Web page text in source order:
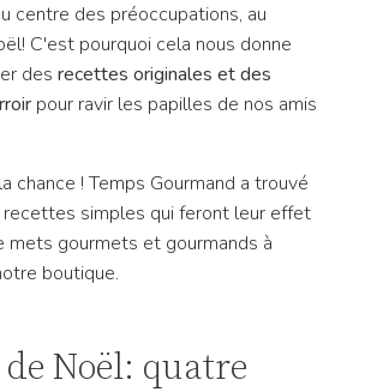
centre des préoccupations, au
C'est pourquoi cela nous donne
des recettes originales et des
pour ravir les papilles de nos amis
chance ! Temps Gourmand a trouvé
recettes simples qui feront leur effet
mets gourmets et gourmands à
boutique.
de Noël: quatre